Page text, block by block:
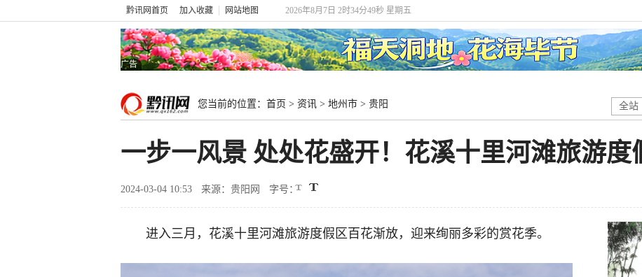
黔讯网首页 加入收藏 网站地图 2026年8月7日 2时34分50秒 星期五
广告
您当前的位置： 首页 > 资讯 > 地州市 > 贵阳 全站
一步一风景 处处花盛开！花溪十里河滩旅游度
2024-03-04 10:53 来源：贵阳网 字号：
进入三月，花溪十里河滩旅游度假区百花渐放，迎来绚丽多彩的赏花季。